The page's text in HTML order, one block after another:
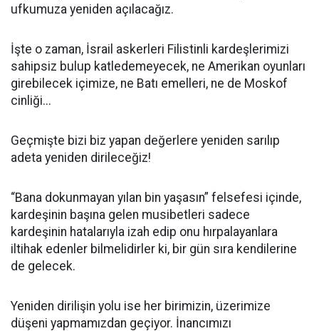
ufkumuza yeniden açılacağız.
İşte o zaman, İsrail askerleri Filistinli kardeşlerimizi
sahipsiz bulup katledemeyecek, ne Amerikan oyunları
girebilecek içimize, ne Batı emelleri, ne de Moskof
cinliği...
Geçmişte bizi biz yapan değerlere yeniden sarılıp
adeta yeniden dirileceğiz!
“Bana dokunmayan yılan bin yaşasın” felsefesi içinde,
kardeşinin başına gelen musibetleri sadece
kardeşinin hatalarıyla izah edip onu hırpalayanlara
iltihak edenler bilmelidirler ki, bir gün sıra kendilerine
de gelecek.
Yeniden dirilişin yolu ise her birimizin, üzerimize
düşeni yapmamızdan geçiyor. İnancımızı